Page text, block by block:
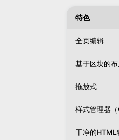
特色
全页编辑
基于区块的布
拖放式
样式管理器（
干净的HTML